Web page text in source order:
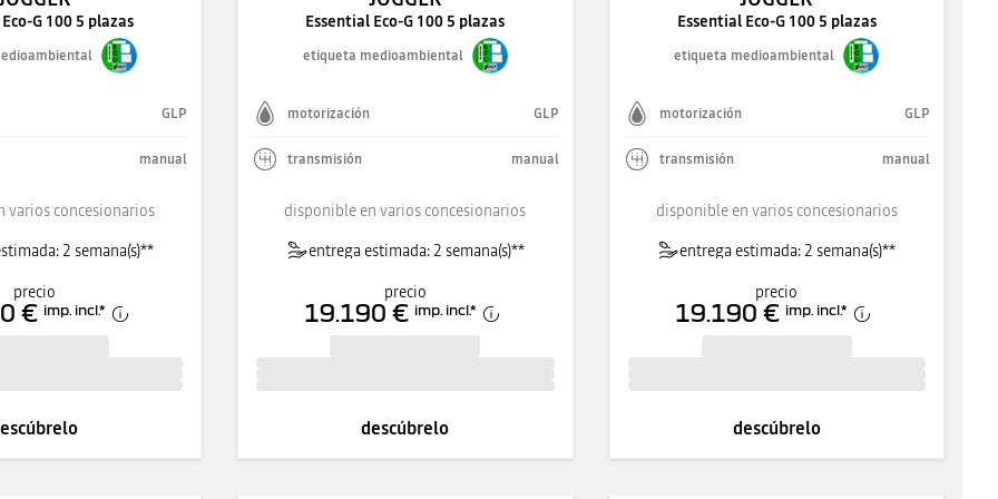
G 100 5 plazas
GLP
manual
varios concesionarios
2 semana(s)**
precio
€ imp. incl.*
Essential Eco-G 100 5 plazas
etiqueta medioambiental
motorización GLP
transmisión manual
disponible en varios concesionarios
entrega estimada: 2 semana(s)**
precio
19.190 € imp. incl.*
descúbrelo
Essential Eco-G 100 5 plazas
etiqueta medioambiental
motorización GLP
transmisión manual
disponible en varios concesionarios
entrega estimada: 2 semana(s)**
precio
19.190 € imp. incl.*
descúbrelo